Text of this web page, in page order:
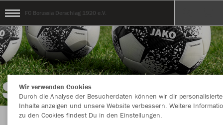
FC Borussia Derschlag 1920 e.V.
Wir verwenden Cookies
Durch die Analyse der Besucherdaten können wir dir personalisierte
Inhalte anzeigen und unsere Website verbessern. Weitere
zu den Cookies findest Du in den Einstellungen.